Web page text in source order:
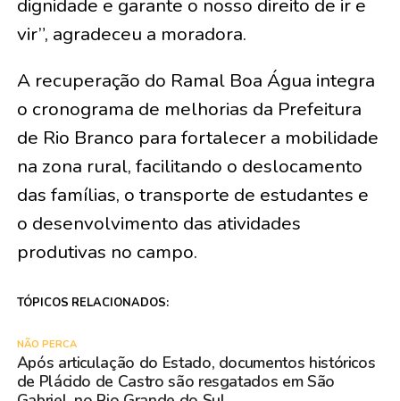
dignidade e garante o nosso direito de ir e
vir”, agradeceu a moradora.
A recuperação do Ramal Boa Água integra
o cronograma de melhorias da Prefeitura
de Rio Branco para fortalecer a mobilidade
na zona rural, facilitando o deslocamento
das famílias, o transporte de estudantes e
o desenvolvimento das atividades
produtivas no campo.
TÓPICOS RELACIONADOS:
NÃO PERCA
Após articulação do Estado, documentos históricos
de Plácido de Castro são resgatados em São